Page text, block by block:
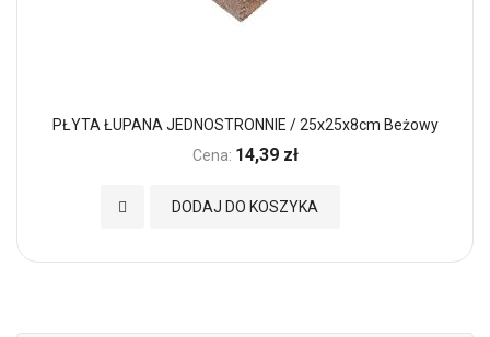
PŁYTA ŁUPANA JEDNOSTRONNIE / 25x25x8cm Beżowy
Cena: 14,39 zł
DODAJ DO KOSZYKA
Dodaj do Ulubionych